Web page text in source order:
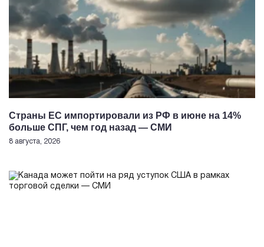
Страны ЕС импортировали из РФ в июне на 14%
больше СПГ, чем год назад — СМИ
8 августа, 2026